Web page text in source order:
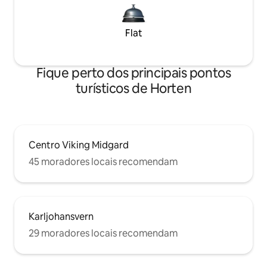
Flat
Fique perto dos principais pontos
turísticos de Horten
Centro Viking Midgard
45 moradores locais recomendam
Karljohansvern
29 moradores locais recomendam